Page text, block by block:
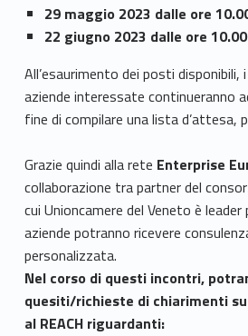
29 maggio 2023 dalle ore
22 giugno 2023 dalle ore
All’esaurimento dei posti disponibili,
aziende interessate continueranno
fine di compilare una lista d’attesa,
Grazie quindi alla rete Enterprise
collaborazione tra partner del
cui Unioncamere del Veneto è leader
aziende potranno ricevere
personalizzata.
Nel corso di questi incontri,
quesiti/richieste di chiarimenti
al REACH riguardanti: